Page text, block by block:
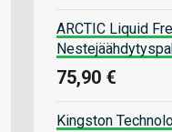
ARCTIC Liquid
75,90 €
Kingston